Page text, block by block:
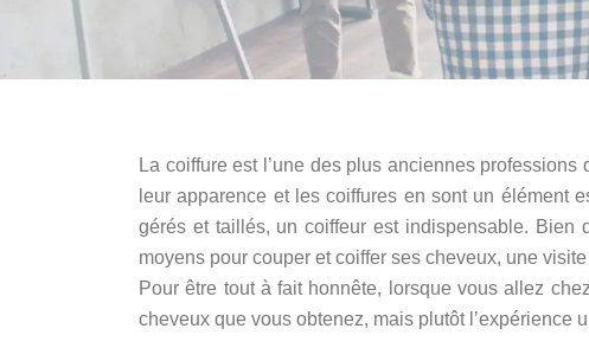
La coiffure est l’une des plus anciennes
leur apparence et les coiffures en sont un élément
gérés et taillés, un coiffeur est indispensable. Bien
moyens pour couper et coiffer ses cheveux, une
Pour être tout à fait honnête, lorsque vous allez
cheveux que vous obtenez, mais plutôt l’expérience